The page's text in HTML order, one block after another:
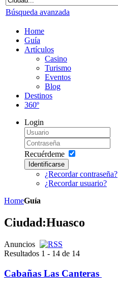
Búsqueda avanzada
Home
Guía
Artículos
Casino
Turismo
Eventos
Blog
Destinos
360º
Login
Recuérdeme
Identificarse
¿Recordar contraseña?
¿Recordar usuario?
HomeGuía
Ciudad:Huasco
Anuncios
Resultados 1 - 14 de 14
Cabañas Las Canteras